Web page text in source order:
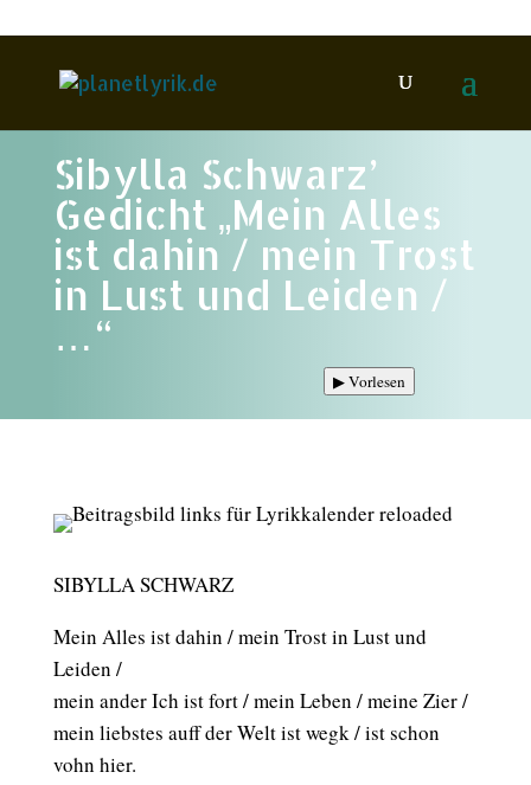
Sibylla Schwarz’
Gedicht „Mein Alles
ist dahin / mein Trost
in Lust und Leiden /
…“
▶Vorlesen
SIBYLLA SCHWARZ
Mein Alles ist dahin / mein Trost in Lust und
Leiden /
mein ander Ich ist fort / mein Leben / meine Zier /
mein liebstes auff der Welt ist wegk / ist schon
vohn hier.